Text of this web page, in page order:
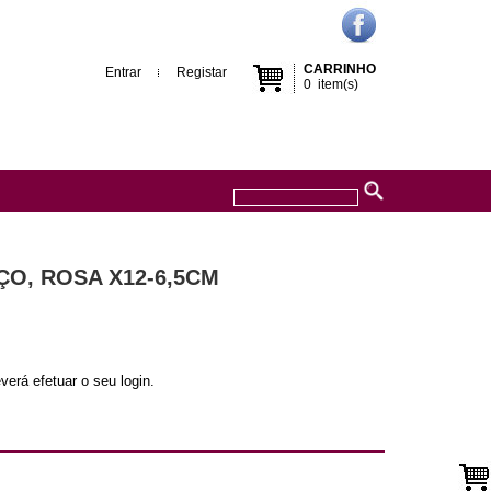
CARRINHO
0 item(s)
Entrar Registar
ROSA X12-6,5CM
efetuar o seu login.